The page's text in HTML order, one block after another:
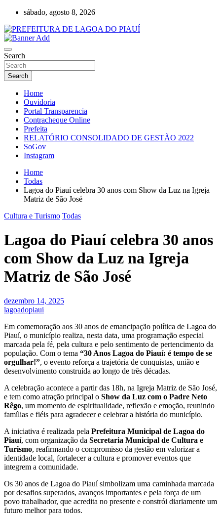
Skip
content
sábado, agosto 8, 2026
PREFEITURA DE LAGOA DO PIAUÍ
Search
Search
Home
Ouvidoria
Portal Transparencia
Contracheque Online
Prefeita
RELATÓRIO CONSOLIDADO DE GESTÃO 2022
SoGov
Instagram
Home
Todas
Lagoa do Piauí celebra 30 anos com Show da Luz na Igreja
Matriz de São José
Cultura e Turismo Todas
Lagoa do Piauí celebra 30 anos
com Show da Luz na Igreja
Matriz de São José
dezembro 14, 2025
lagoadopiaui
Em comemoração aos 30 anos de emancipação política de Lagoa do
Piauí, o município realiza, nesta data, uma programação especial
marcada pela fé, pela cultura e pelo sentimento de pertencimento da
população. Com o tema “30 Anos Lagoa do Piauí: é tempo de se
orgulhar!”, o evento reforça a trajetória de conquistas, união e
desenvolvimento construída ao longo de três décadas.
A celebração acontece a partir das 18h, na Igreja Matriz de São José,
e tem como atração principal o Show da Luz com o Padre Neto
Rêgo, um momento de espiritualidade, reflexão e emoção, reunindo
famílias e fiéis para agradecer e celebrar a história do município.
A iniciativa é realizada pela Prefeitura Municipal de Lagoa do
Piauí, com organização da Secretaria Municipal de Cultura e
Turismo, reafirmando o compromisso da gestão em valorizar a
identidade local, fortalecer a cultura e promover eventos que
integrem a comunidade.
Os 30 anos de Lagoa do Piauí simbolizam uma caminhada marcada
por desafios superados, avanços importantes e pela força de um
povo trabalhador, que acredita no presente e constrói diariamente um
futuro melhor para todos.